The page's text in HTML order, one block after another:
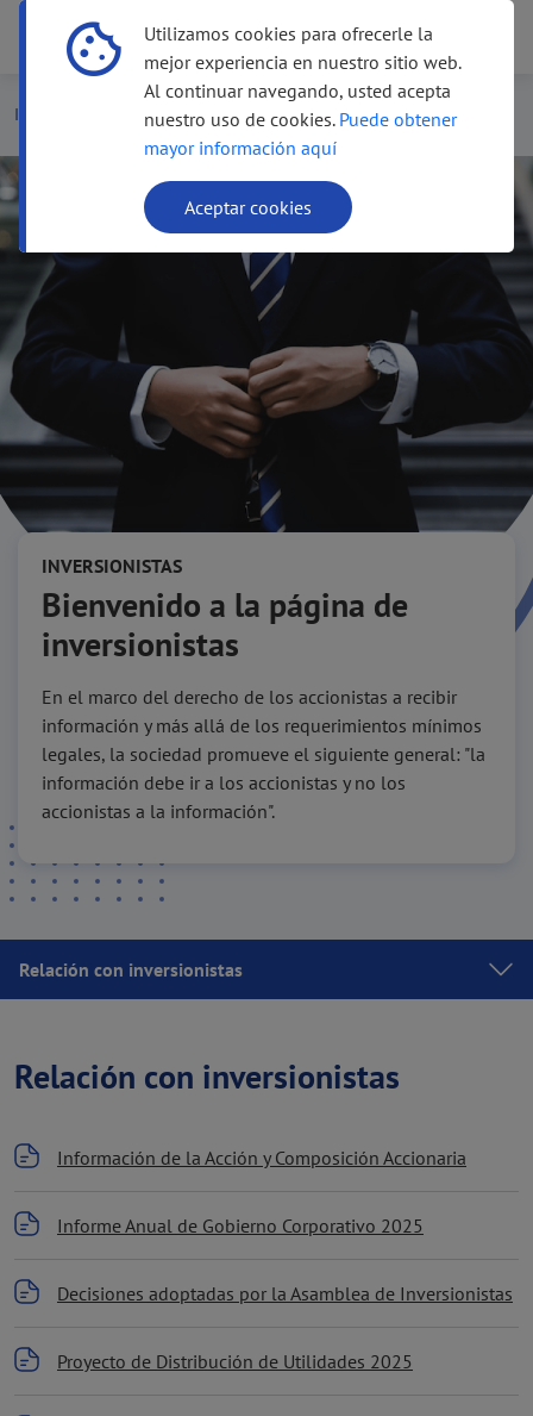
Inicio Inversionistas
INVERSIONISTAS
Bienvenido a la página de
inversionistas
En el marco del derecho de los accionistas a recibir
información y más allá de los requerimientos mínimos
legales, la sociedad promueve el siguiente general: "la
información debe ir a los accionistas y no los
accionistas a la información".
Relación con inversionistas
Relación con inversionistas
Información de la Acción y Composición Accionaria
Informe Anual de Gobierno Corporativo 2025
Decisiones adoptadas por la Asamblea de Inversionistas
Proyecto de Distribución de Utilidades 2025
Utilizamos cookies para ofrecerle la
mejor experiencia en nuestro sitio web.
Al continuar navegando, usted acepta
nuestro uso de cookies. Puede obtener
mayor información aquí
Aceptar cookies